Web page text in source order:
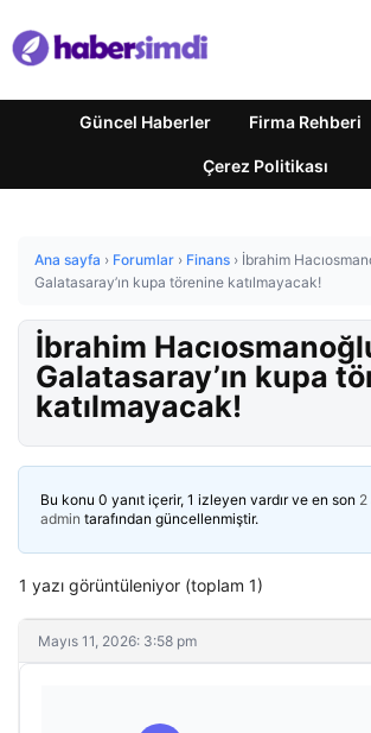
Güncel Haberler Firma Rehberi
Çerez Politikası
Ana sayfa › Forumlar › Finans › İbrahim
Galatasaray’ın kupa törenine katılmayacak!
İbrahim
Galatasaray’ın kupa
katılmayacak!
Bu konu 0 yanıt içerir, 1 izleyen vardır ve en son
admin tarafından güncellenmiştir.
1 yazı görüntüleniyor (toplam 1)
Mayıs 11, 2026: 3:58 pm